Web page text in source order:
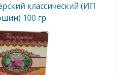
классический (ИП
100 гр.